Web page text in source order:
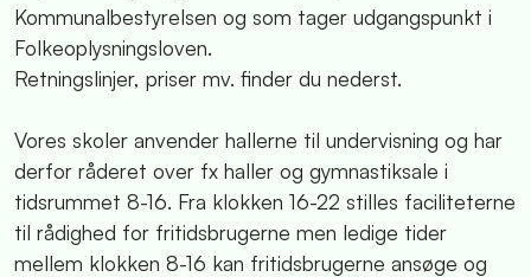
Kommunalbestyrelsen og som tager udgangspunkt i
Folkeoplysningsloven.
Retningslinjer, priser mv. finder du nederst.
Vores skoler anvender hallerne til undervisning og har
derfor råderet over fx haller og gymnastiksale i
tidsrummet 8-16. Fra klokken 16-22 stilles faciliteterne
til rådighed for fritidsbrugerne men ledige tider
mellem klokken 8-16 kan fritidsbrugerne ansøge og